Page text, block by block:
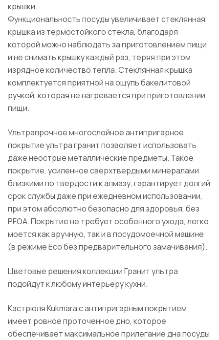
крышки.
Функциональность посуды увеличивает стеклянная
крышка из термостойкого стекла, благодаря
которой можно наблюдать за приготовлением пищи
и не снимать крышку каждый раз, теряя при этом
изрядное количество тепла. Стеклянная крышка
комплектуется приятной на ощупь бакелитовой
ручкой, которая не нагревается при приготовлении
пищи.
Ультрапрочное многослойное антипригарное
покрытие ультра гранит позволяет использовать
даже неострые металлические предметы. Такое
покрытие, усиленное сверхтвердыми минералами
близкими по твердости к алмазу, гарантирует долгий
срок службы даже при ежедневном использовании,
при этом абсолютно безопасно для здоровья, без
PFOA. Покрытие не требует особенного ухода, легко
моется как вручную, так и в посудомоечной машине
(в режиме Eco без предварительного замачивания).
Цветовые решения коллекции Гранит ультра
подойдут к любому интерьеру кухни.
Кастрюля Kukmara с антипригарным покрытием
имеет ровное проточенное дно, которое
обеспечивает максимальное прилегание дна посуды